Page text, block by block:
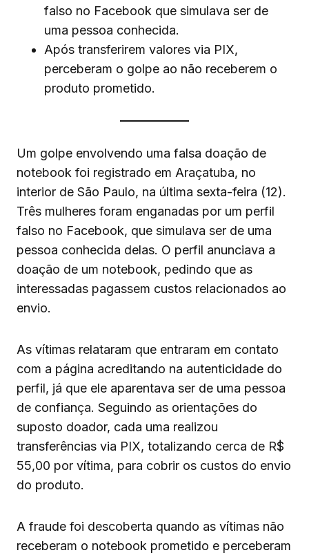
falso no Facebook que simulava ser de
uma pessoa conhecida.
Após transferirem valores via PIX,
perceberam o golpe ao não receberem o
produto prometido.
Um golpe envolvendo uma falsa doação de
notebook foi registrado em Araçatuba, no
interior de São Paulo, na última sexta-feira (12).
Três mulheres foram enganadas por um perfil
falso no Facebook, que simulava ser de uma
pessoa conhecida delas. O perfil anunciava a
doação de um notebook, pedindo que as
interessadas pagassem custos relacionados ao
envio.
As vítimas relataram que entraram em contato
com a página acreditando na autenticidade do
perfil, já que ele aparentava ser de uma pessoa
de confiança. Seguindo as orientações do
suposto doador, cada uma realizou
transferências via PIX, totalizando cerca de R$
55,00 por vítima, para cobrir os custos do envio
do produto.
A fraude foi descoberta quando as vítimas não
receberam o notebook prometido e perceberam